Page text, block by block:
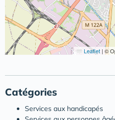
Leaflet | ©
Catégories
Services aux handicapés